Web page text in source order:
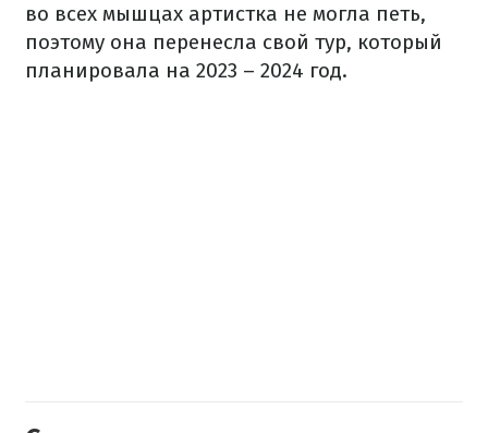
во всех мышцах артистка не могла петь,
поэтому она перенесла свой тур, который
планировала на 2023 – 2024 год.